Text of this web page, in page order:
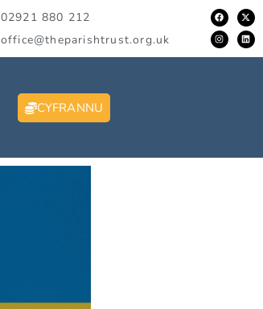
02921 880 212
office@theparishtrust.org.uk
CYFRANNU